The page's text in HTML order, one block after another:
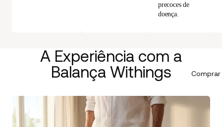
precoces de
doença.
A Experiência com a
Balança Withings